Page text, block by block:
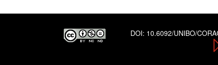
DOI: 10.6092/UNIBO/